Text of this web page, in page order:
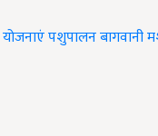
पशुपालनबागवानी